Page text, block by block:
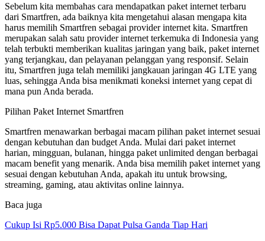
Sebelum kita membahas cara mendapatkan paket internet terbaru
dari Smartfren, ada baiknya kita mengetahui alasan mengapa kita
harus memilih Smartfren sebagai provider internet kita. Smartfren
merupakan salah satu provider internet terkemuka di Indonesia yang
telah terbukti memberikan kualitas jaringan yang baik, paket internet
yang terjangkau, dan pelayanan pelanggan yang responsif. Selain
itu, Smartfren juga telah memiliki jangkauan jaringan 4G LTE yang
luas, sehingga Anda bisa menikmati koneksi internet yang cepat di
mana pun Anda berada.
Pilihan Paket Internet Smartfren
Smartfren menawarkan berbagai macam pilihan paket internet sesuai
dengan kebutuhan dan budget Anda. Mulai dari paket internet
harian, mingguan, bulanan, hingga paket unlimited dengan berbagai
macam benefit yang menarik. Anda bisa memilih paket internet yang
sesuai dengan kebutuhan Anda, apakah itu untuk browsing,
streaming, gaming, atau aktivitas online lainnya.
Baca juga
Cukup Isi Rp5.000 Bisa Dapat Pulsa Ganda Tiap Hari